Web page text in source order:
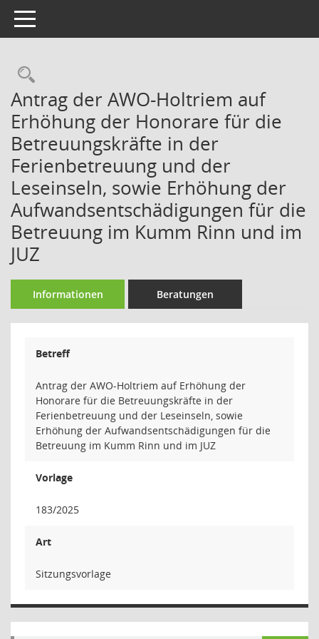
Toggle navigation
Rechercheauswahl
Antrag der AWO-Holtriem auf
Erhöhung der Honorare für die
Betreuungskräfte in der
Ferienbetreuung und der
Leseinseln, sowie Erhöhung der
Aufwandsentschädigungen für die
Betreuung im Kumm Rinn und im
JUZ
Informationen Beratungen
Betreff
Antrag der AWO-Holtriem auf Erhöhung der
Honorare für die Betreuungskräfte in der
Ferienbetreuung und der Leseinseln, sowie
Erhöhung der Aufwandsentschädigungen für die
Betreuung im Kumm Rinn und im JUZ
Vorlage
183/2025
Art
Sitzungsvorlage